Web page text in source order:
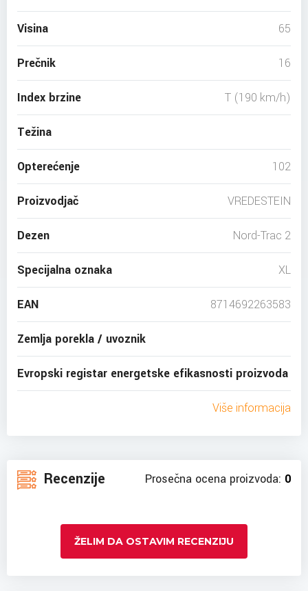
Visina 65
Prečnik 16
Index brzine T (190 km/h)
Težina
Opterećenje 102
Proizvodjač VREDESTEIN
Dezen Nord-Trac 2
Specijalna oznaka XL
EAN 8714692263583
Zemlja porekla / uvoznik
Evropski registar energetske efikasnosti proizvoda
Više informacija
Recenzije Prosečna ocena proizvoda: 0
ŽELIM DA OSTAVIM RECENZIJU